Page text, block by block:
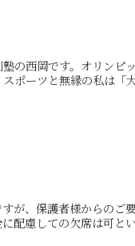
の西岡です。オリンピ
ポーツと無縁の私は「
が、保護者様からのご
配慮しての欠席は可と